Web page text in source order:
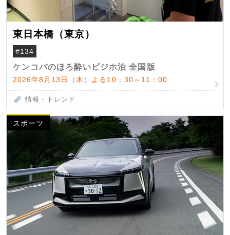
東日本橋（東京）
#134
ケンコバのほろ酔いビジホ泊 全国版
2026年8月13日（木）よる10：30～11：00
情報・トレンド
スポーツ